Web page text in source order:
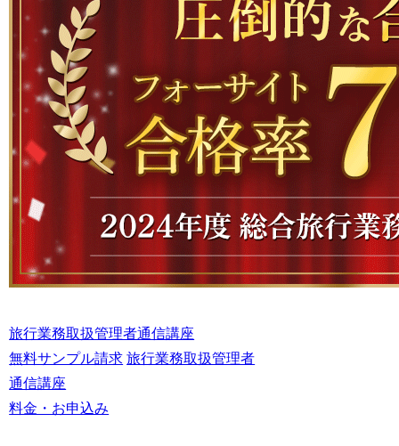
旅行業務取扱管理者通信講座
無料サンプル請求 旅行業務取扱管理者
通信講座
料金・お申込み